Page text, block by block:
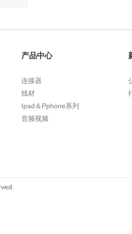
DIP
26Pin
产品中心
连接器
线材
Ipad＆Pphone系列
音频视频